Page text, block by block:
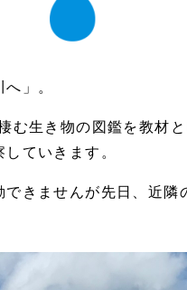
」。
む生き物の図鑑を教材
ていきます。
きませんが先日、近